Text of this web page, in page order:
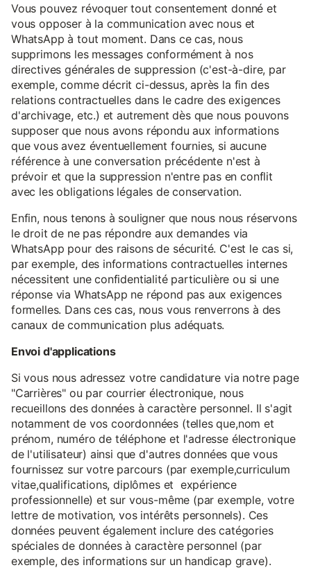
Vous pouvez révoquer tout consentement donné et
vous opposer à la communication avec nous et
WhatsApp à tout moment. Dans ce cas, nous
supprimons les messages conformément à nos
directives générales de suppression (c'est-à-dire, par
exemple, comme décrit ci-dessus, après la fin des
relations contractuelles dans le cadre des exigences
d'archivage, etc.) et autrement dès que nous pouvons
supposer que nous avons répondu aux informations
que vous avez éventuellement fournies, si aucune
référence à une conversation précédente n'est à
prévoir et que la suppression n'entre pas en conflit
avec les obligations légales de conservation.
Enfin, nous tenons à souligner que nous nous réservons
le droit de ne pas répondre aux demandes via
WhatsApp pour des raisons de sécurité. C'est le cas si,
par exemple, des informations contractuelles internes
nécessitent une confidentialité particulière ou si une
réponse via WhatsApp ne répond pas aux exigences
formelles. Dans ces cas, nous vous renverrons à des
canaux de communication plus adéquats.
Envoi d'applications
Si vous nous adressez votre candidature via notre page
"Carrières" ou par courrier électronique, nous
recueillons des données à caractère personnel. Il s'agit
notamment de vos coordonnées (telles que,nom et
prénom, numéro de téléphone et l'adresse électronique
de l'utilisateur) ainsi que d'autres données que vous
fournissez sur votre parcours (par exemple,curriculum
vitae,qualifications, diplômes et expérience
professionnelle) et sur vous-même (par exemple, votre
lettre de motivation, vos intérêts personnels). Ces
données peuvent également inclure des catégories
spéciales de données à caractère personnel (par
exemple, des informations sur un handicap grave).